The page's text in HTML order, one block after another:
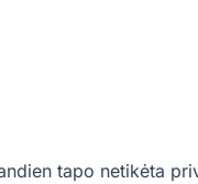
tapo netikėta